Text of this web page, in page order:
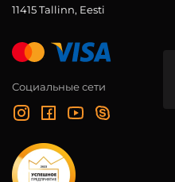
11415 Tallinn, Eesti
Социальные сети